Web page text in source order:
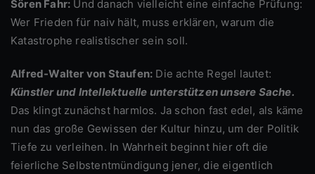
Sören Fahr: Und danach vielleicht eine einfache Prüfung:
Wer Frieden für naiv hält, muss erklären, warum die
Katastrophe realistischer sein soll.
Alfred-Walter von Staufen: Die achte Regel lautet:
Künstler und Intellektuelle unterstützen unsere Sache.
Das klingt zunächst harmlos. Ja schon fast edel, als käme
nun das große Gewissen der Kultur hinzu, um der Politik
Tiefe zu verleihen. In Wahrheit beginnt hier oft die
feierliche Selbstentmündigung jener, die eigentlich